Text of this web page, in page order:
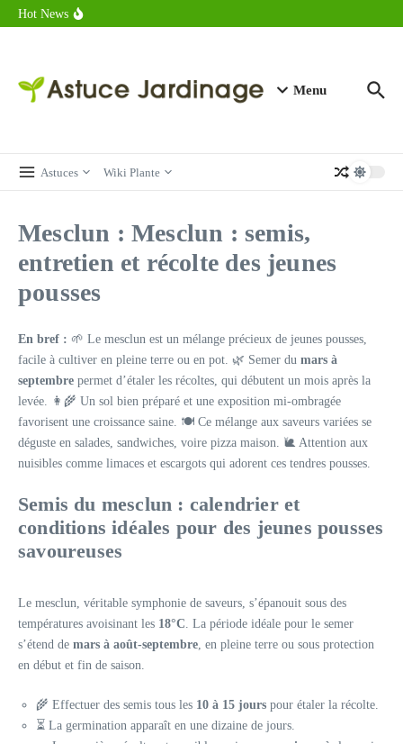
Aller au contenu
Hot News
Combien de calories dans un croque monsieur en 2025 ?
Menu
Astuces Wiki Plante
Mesclun : Mesclun : semis,
entretien et récolte des jeunes
pousses
En bref : 🌱 Le mesclun est un mélange précieux de jeunes pousses,
facile à cultiver en pleine terre ou en pot. 🌿 Semer du mars à
septembre permet d’étaler les récoltes, qui débutent un mois après la
levée. 👩‍🌾 Un sol bien préparé et une exposition mi-ombragée
favorisent une croissance saine. 🍽️ Ce mélange aux saveurs variées se
déguste en salades, sandwiches, voire pizza maison. 🐌 Attention aux
nuisibles comme limaces et escargots qui adorent ces tendres pousses.
Semis du mesclun : calendrier et
conditions idéales pour des jeunes pousses
savoureuses
Le mesclun, véritable symphonie de saveurs, s’épanouit sous des
températures avoisinant les 18°C. La période idéale pour le semer
s’étend de mars à août-septembre, en pleine terre ou sous protection
en début et fin de saison.
🌾 Effectuer des semis tous les 10 à 15 jours pour étaler la récolte.
⏳ La germination apparaît en une dizaine de jours.